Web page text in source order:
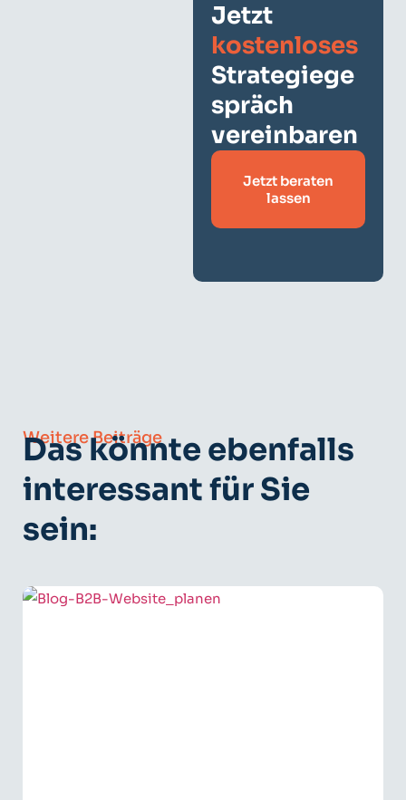
Jetzt
kostenloses
Strategiege
spräch
vereinbaren
Jetzt beraten
lassen
Weitere Beiträge
Das könnte ebenfalls
interessant für Sie
sein: